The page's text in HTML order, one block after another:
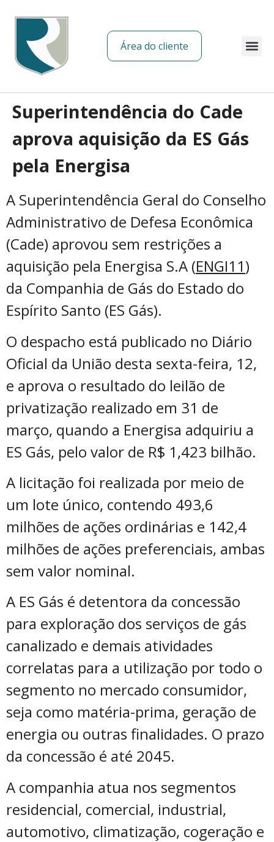
Área do cliente
Superintendência do Cade
aprova aquisição da ES Gás
pela Energisa
A Superintendência Geral do Conselho
Administrativo de Defesa Econômica
(Cade) aprovou sem restrições a
aquisição pela Energisa S.A (ENGI11)
da Companhia de Gás do Estado do
Espírito Santo (ES Gás).
O despacho está publicado no Diário
Oficial da União desta sexta-feira, 12,
e aprova o resultado do leilão de
privatização realizado em 31 de
março, quando a Energisa adquiriu a
ES Gás, pelo valor de R$ 1,423 bilhão.
A licitação foi realizada por meio de
um lote único, contendo 493,6
milhões de ações ordinárias e 142,4
milhões de ações preferenciais, ambas
sem valor nominal.
A ES Gás é detentora da concessão
para exploração dos serviços de gás
canalizado e demais atividades
correlatas para a utilização por todo o
segmento no mercado consumidor,
seja como matéria-prima, geração de
energia ou outras finalidades. O prazo
da concessão é até 2045.
A companhia atua nos segmentos
residencial, comercial, industrial,
automotivo, climatização, cogeração e